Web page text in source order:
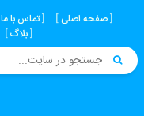
صفحه اصلی تماس با ما
بلاگ